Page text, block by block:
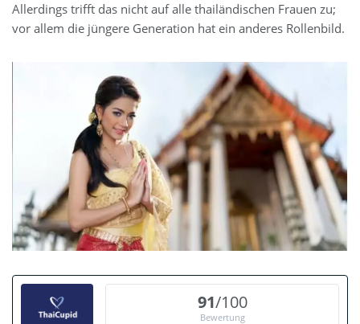
Allerdings trifft das nicht auf alle thailändischen Frauen zu;
vor allem die jüngere Generation hat ein anderes Rollenbild.
91/100
Bewertung